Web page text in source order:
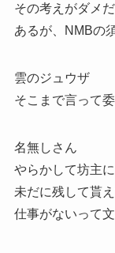
その考えがダメ
あるが、NMBの
雲のジュウザ
そこまで言って
名無しさん
やらかして坊主
未だに残して貰
仕事がないって